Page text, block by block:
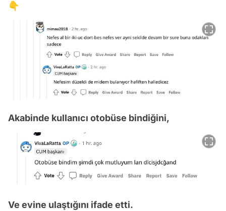
👇
Akabinde kullanıcı otobüse bindiğini,
Ve evine ulaştığını ifade etti.